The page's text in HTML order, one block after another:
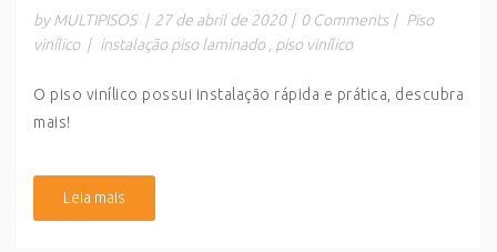
by MULTIPISOS | 27 de abril de 2020 | 0 Comments | Piso
vinílico | instalação piso laminado piso vinílico
O piso vinílico possui instalação rápida e prática, descubra
mais!
Leia mais